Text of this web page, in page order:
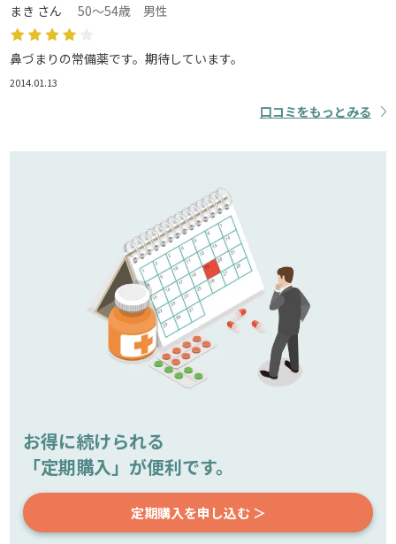
まき さん 50～54歳 男性
鼻づまりの常備薬です。期待しています。
2014.01.13
口コミをもっとみる
お得に続けられる
「定期購入」が便利です。
定期購入を申し込む ＞